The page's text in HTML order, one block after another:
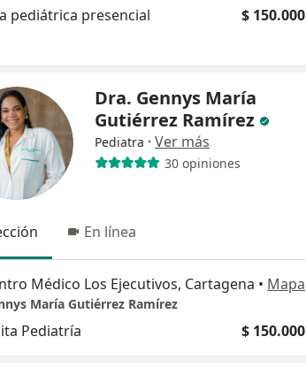
pediátrica presencial $ 150.000
Dra. Gennys María
Gutiérrez Ramírez
Pediatra · Ver más
30 opiniones
En línea
Médico Los Ejecutivos, Cartagena • Mapa
María Gutiérrez Ramírez
Pediatría $ 150.000